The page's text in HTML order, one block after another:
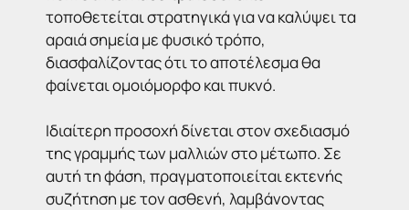
τοποθετείται στρατηγικά για να καλύψει τα
αραιά σημεία με φυσικό τρόπο,
διασφαλίζοντας ότι το αποτέλεσμα θα
φαίνεται ομοιόμορφο και πυκνό.
Ιδιαίτερη προσοχή δίνεται στον σχεδιασμό
της γραμμής των μαλλιών στο μέτωπο. Σε
αυτή τη φάση, πραγματοποιείται εκτενής
συζήτηση με τον ασθενή, λαμβάνοντας